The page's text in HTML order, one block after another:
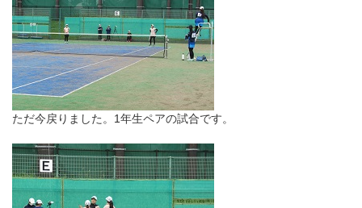
ただ今戻りました。1年生ペアの試合です。